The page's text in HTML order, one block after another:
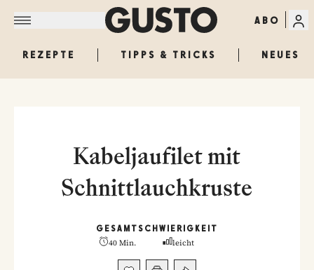
ABO
REZEPTE TIPPS & TRICKS NEUES
Kabeljaufilet mit
Schnittlauchkruste
GESAMT
40 Min.
SCHWIERIGKEIT
leicht